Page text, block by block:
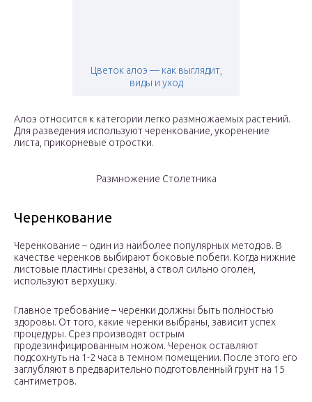
Цветок алоэ — как выглядит,
виды и уход
Алоэ относится к категории легко размножаемых растений.
Для разведения используют черенкование, укоренение
листа, прикорневые отростки.
Размножение Столетника
Черенкование
Черенкование – один из наиболее популярных методов. В
качестве черенков выбирают боковые побеги. Когда нижние
листовые пластины срезаны, а ствол сильно оголен,
используют верхушку.
Главное требование – черенки должны быть полностью
здоровы. От того, какие черенки выбраны, зависит успех
процедуры. Срез производят острым
продезинфицированным ножом. Черенок оставляют
подсохнуть на 1-2 часа в темном помещении. После этого его
заглубляют в предварительно подготовленный грунт на 15
сантиметров.